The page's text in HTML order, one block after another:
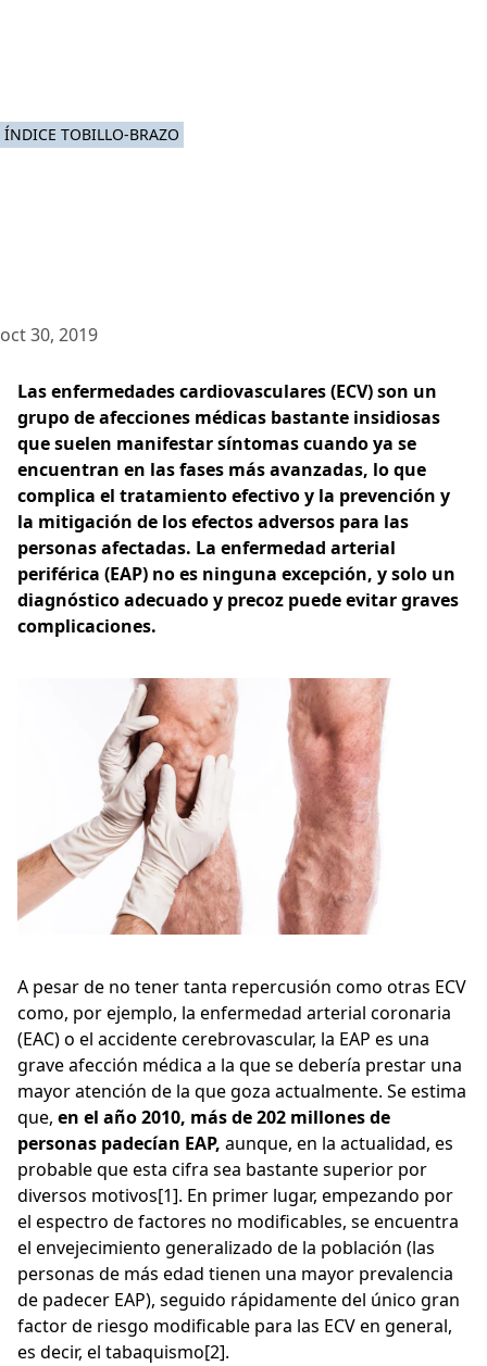
ÍNDICE TOBILLO-BRAZO
oct 30, 2019
Las enfermedades cardiovasculares (ECV) son un
grupo de afecciones médicas bastante insidiosas
que suelen manifestar síntomas cuando ya se
encuentran en las fases más avanzadas, lo que
complica el tratamiento efectivo y la prevención y
la mitigación de los efectos adversos para las
personas afectadas. La enfermedad arterial
periférica (EAP) no es ninguna excepción, y solo un
diagnóstico adecuado y precoz puede evitar graves
complicaciones.
A pesar de no tener tanta repercusión como otras ECV
como, por ejemplo, la enfermedad arterial coronaria
(EAC) o el accidente cerebrovascular, la EAP es una
grave afección médica a la que se debería prestar una
mayor atención de la que goza actualmente. Se estima
que, en el año 2010, más de 202 millones de
personas padecían EAP, aunque, en la actualidad, es
probable que esta cifra sea bastante superior por
diversos motivos[1]. En primer lugar, empezando por
el espectro de factores no modificables, se encuentra
el envejecimiento generalizado de la población (las
personas de más edad tienen una mayor prevalencia
de padecer EAP), seguido rápidamente del único gran
factor de riesgo modificable para las ECV en general,
es decir, el tabaquismo[2].